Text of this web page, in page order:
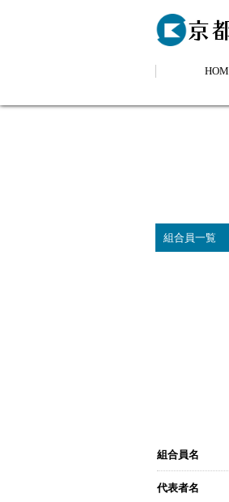
京
組合員一覧
組合員名
代表者名